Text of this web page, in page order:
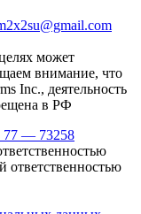
может
внимание, что
Inc., деятельность
в РФ
77 — 73258
ответственностью